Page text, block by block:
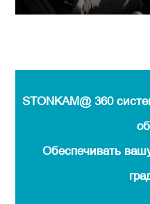
STONKAM@360
Обеспечивать